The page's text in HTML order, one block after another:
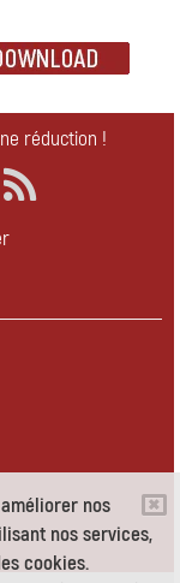
nos
nos services,
cookies.
réduction !